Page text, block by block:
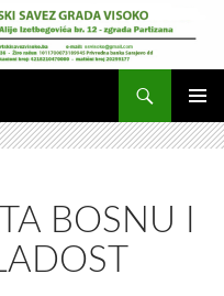
GLAVNI
MENI
BOSNU I